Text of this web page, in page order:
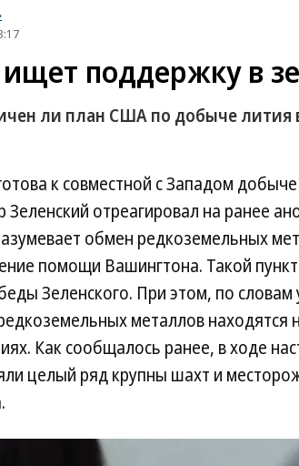
поддержку в
ли план США по добыче лития
к совместной с Западом
Зеленский отреагировал на ранее
обмен редкоземельных
помощи Вашингтона. Такой
Зеленского. При этом, по
металлов находятся
Как сообщалось ранее, в ходе
целый ряд крупны шахт и